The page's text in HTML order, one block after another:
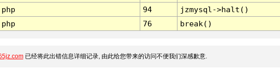
94
jzmysql->halt()
76 break()
已经将此出错信息详细记录, 由此给您带来的访问不便我们深感歉意.